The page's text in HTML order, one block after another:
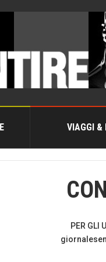
VIAGGI &
PER GLI